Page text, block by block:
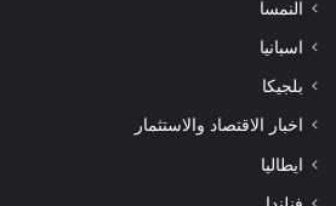
النمسا
اسبانيا
بلجيكا
اخبار الاقتصاد والاستثمار
ايطاليا